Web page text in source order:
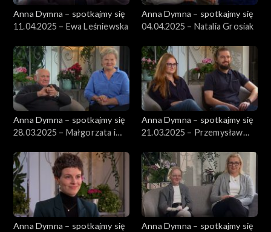
Anna Dymna – spotkajmy się
11.04.2025 – Ewa Leśniewska
Anna Dymna – spotkajmy się
04.04.2025 – Natalia Grosiak
Anna Dymna – spotkajmy się
28.03.2025 – Małgorzata i
Anna Dymna – spotkajmy się
21.03.2025 – Przemysław
Anna Dymna – spotkajmy się
Anna Dymna – spotkajmy się